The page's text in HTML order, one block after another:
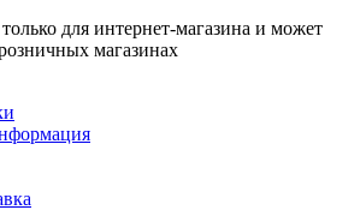
для интернет-магазина и может
магазинах